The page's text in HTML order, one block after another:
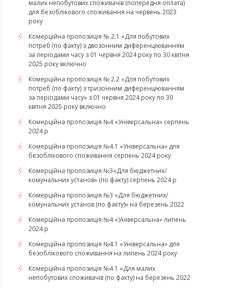
малих непобутових споживачів (попередня оплата)
для безоблікового споживання на червень 2023
року
Комерційна пропозиція № 2.1 «Для побутових
потреб (по факту) з двозонним диференціюванням
за періодами часу з 01 червня 2024 року по 30 квітня
2025 року включно
Комерційна пропозиція № 2.2 «Для побутових
потреб (по факту) з тризонним диференціюванням
за періодами часу» з 01 червня 2024 року по 30
квітня 2025 року включно
Комерційна пропозиція №4 «Універсальна» серпень
2024 р
Комерційна пропозиція №4.1 «Універсальна» для
безоблікового споживання серпень 2024 року
Комерційна пропозиція №3«Для бюджетних/
комунальних установ» (по факту) серпень 2024 р
Комерційна пропозиція №3 «Для бюджетних/
комунальних установ (по факту)» на березень 2022
Комерційна пропозиція №4 «Універсальна» липень
2024 р
Комерційна пропозиція №4.1 «Універсальна» для
безоблікового споживання на липень 2024 року
​​​​​​​Комерційна пропозиція №4.1 «Для малих
непобутових споживачів (по факту) на березень 2022